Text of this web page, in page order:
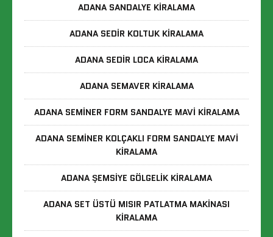
ADANA SANDALYE KIRALAMA
ADANA SEDIR KOLTUK KIRALAMA
ADANA SEDIR LOCA KIRALAMA
ADANA SEMAVER KIRALAMA
ADANA SEMINER FORM SANDALYE MAVI KIRALAMA
ADANA SEMINER KOLÇAKLI FORM SANDALYE MAVI
KIRALAMA
ADANA ŞEMSIYE GÖLGELIK KIRALAMA
ADANA SET ÜSTÜ MISIR PATLATMA MAKINASI
KIRALAMA